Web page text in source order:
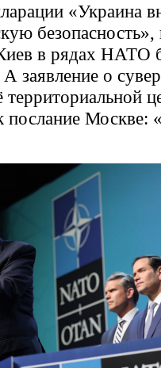
«Украина
в рядах НАТО
заявление о
послание Москве: